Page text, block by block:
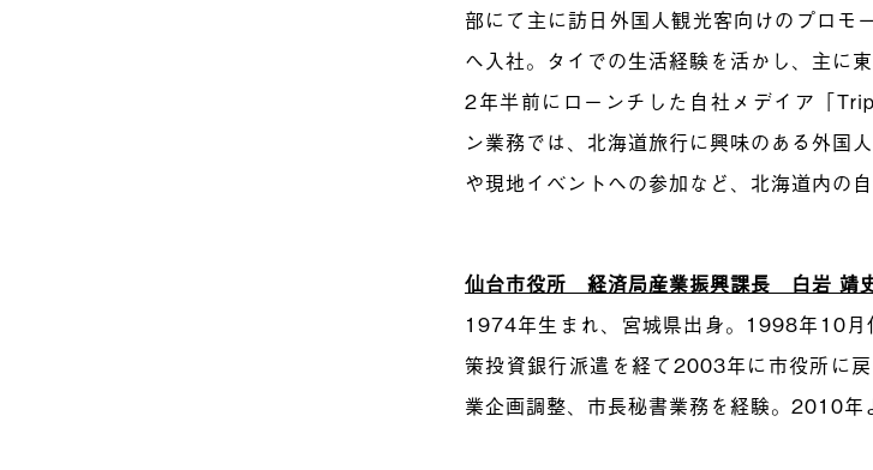
部にて主に訪日外国人観光客向けのプロ
へ入社。タイでの生活経験を活かし、主に
2年半前にローンチした自社メデイア「
ン業務では、北海道旅行に興味のある外国
や現地イベントへの参加など、北海道内の
仙台市役所 経済局産業振興課長 白岩 靖
1974年生まれ、宮城県出身。1998年10月
策投資銀行派遣を経て2003年に市役所に
業企画調整、市長秘書業務を経験。2010年